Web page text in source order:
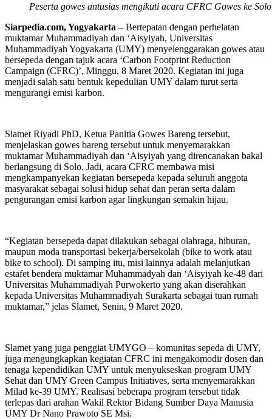
Peserta gowes antusias mengikuti acara CFRC Gowes ke
Siarpedia.com, Yogyakarta – Bertepatan dengan perhelatan
muktamar Muhammadiyah dan ‘Aisyiyah, Universitas
Muhammadiyah Yogyakarta (UMY) menyelenggarakan gowes atau
bersepeda dengan tajuk acara ‘Carbon Footprint Reduction
Campaign (CFRC)’, Minggu, 8 Maret 2020. Kegiatan ini juga
menjadi salah satu bentuk kepedulian UMY dalam turut serta
mengurangi emisi karbon.
Slamet Riyadi PhD, Ketua Panitia Gowes Bareng tersebut,
menjelaskan gowes bareng tersebut untuk menyemarakkan
muktamar Muhammadiyah dan ‘Aisyiyah yang direncanakan bakal
berlangsung di Solo. Jadi, acara CFRC membawa misi
mengkampanyekan kegiatan bersepeda kepada seluruh anggota
masyarakat sebagai solusi hidup sehat dan peran serta dalam
pengurangan emisi karbon agar lingkungan semakin hijau.
“Kegiatan bersepeda dapat dilakukan sebagai olahraga, hiburan,
maupun moda transportasi bekerja/bersekolah (bike to work atau
bike to school). Di samping itu, misi lainnya adalah melanjutkan
estafet bendera muktamar Muhammadyah dan ‘Aisyiyah ke-48 dari
Universitas Muhammadiyah Purwokerto yang akan diserahkan
kepada Universitas Muhammadiyah Surakarta sebagai tuan rumah
muktamar,” jelas Slamet, Senin, 9 Maret 2020.
Slamet yang juga penggiat UMYGO – komunitas sepeda di UMY,
juga mengungkapkan kegiatan CFRC ini mengakomodir dosen dan
tenaga kependidikan UMY untuk menyukseskan program UMY
Sehat dan UMY Green Campus Initiatives, serta menyemarakkan
Milad ke-39 UMY. Realisasi beberapa program tersebut tidak
terlepas dari arahan Wakil Rektor Bidang Sumber Daya Manusia
UMY Dr Nano Prawoto SE Msi.